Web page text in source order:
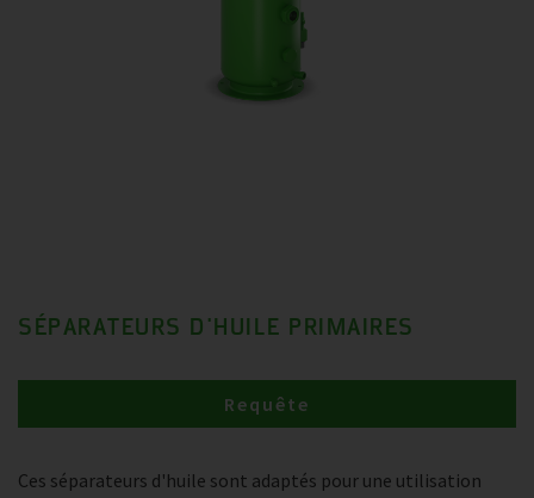
SÉPARATEURS D'HUILE PRIMAIRES
Ces séparateurs d'huile sont adaptés pour une utilisation
Requête